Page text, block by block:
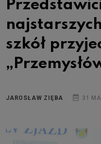
szkół
JAROSŁAW ZIĘBA 31